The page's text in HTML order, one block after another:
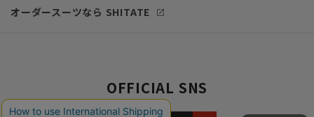
オーダースーツなら SHITATE
OFFICIAL SNS